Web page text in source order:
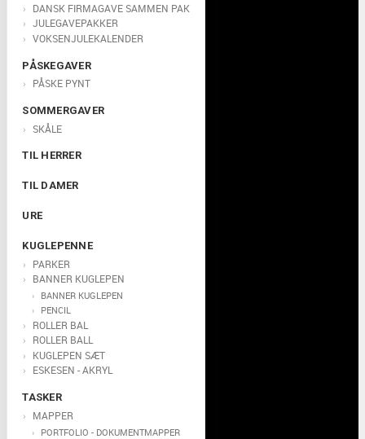
DANSK FIRMAGAVE SAMMEN PAK
JULEGAVEPAKKER
VOKSENJULEKALENDER
PÅSKEGAVER
PÅSKE PYNT
SOMMERGAVER
SKÅLE
TIL HERRER
TIL DAMER
URE
KUGLEPENNE
PARKER
BANNER KUGLEPEN
BANNER KUGLEPEN
PENCIL
ROLLER BAL
ROLLER BALL
KUGLEPEN SÆT
ESKESEN - AKRYL
TASKER
MAPPER
PORTFOLIO - DOKUMENTMAPPER